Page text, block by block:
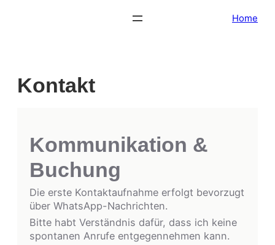
Home
Kontakt
Kommunikation &
Buchung
Die erste Kontaktaufnahme erfolgt bevorzugt
über WhatsApp-Nachrichten.
Bitte habt Verständnis dafür, dass ich keine
spontanen Anrufe entgegennehmen kann.